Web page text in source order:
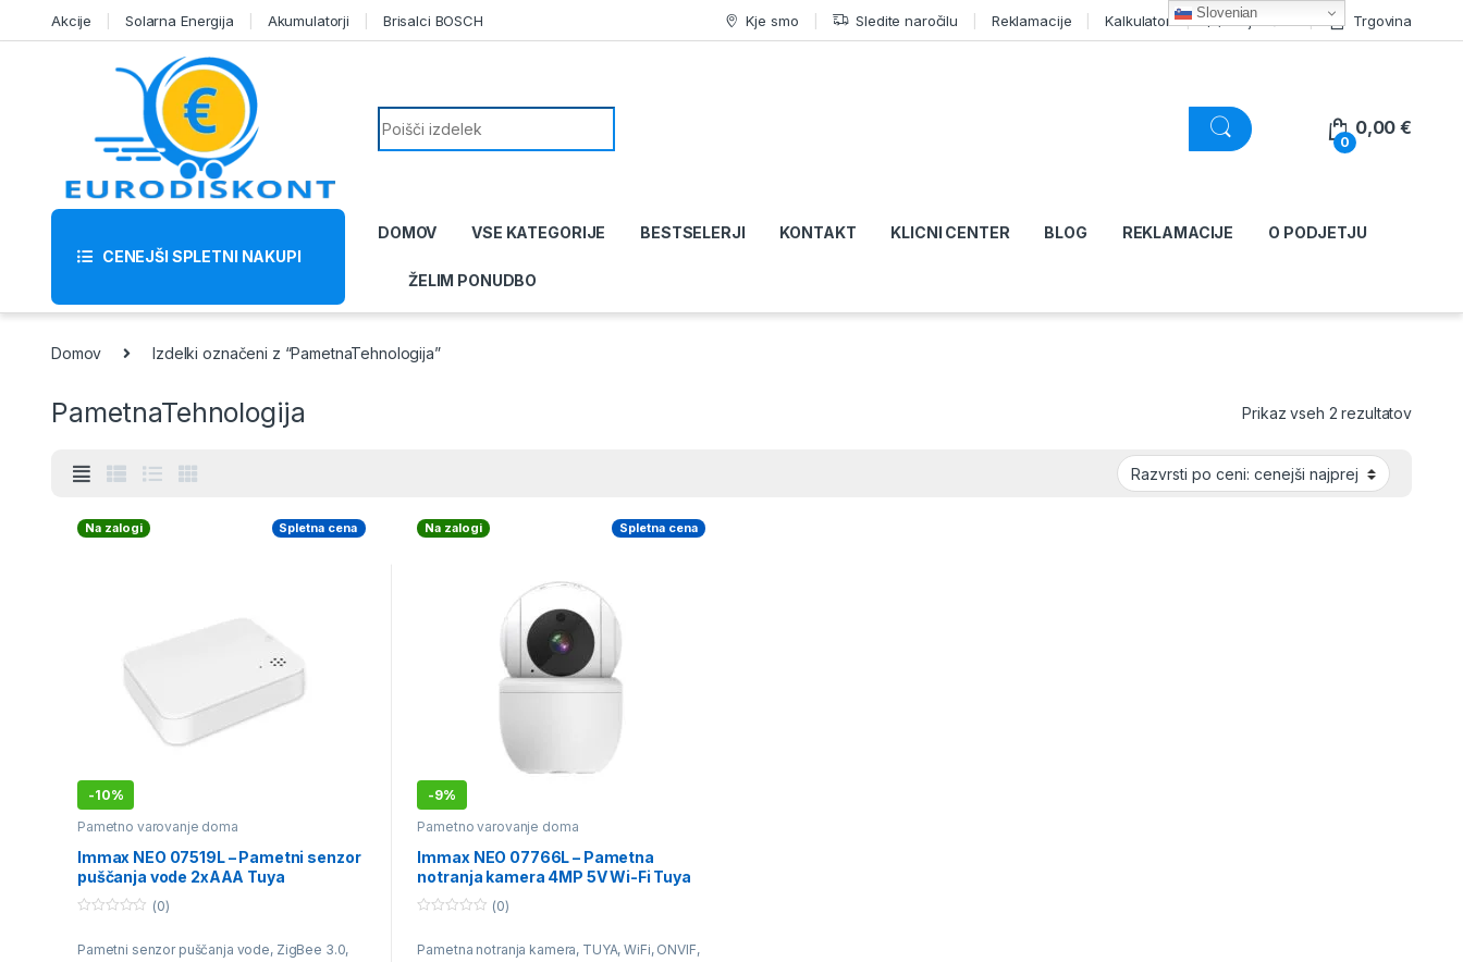
Skip to navigation
Akcije Solarna Energija Akumulatorji Brisalci BOSCH Kje smo Sledite naročilu Reklamacije Kalkulator Moj račun Trgovina
Search for:
0
0,00€
CENEJŠI SPLETNI NAKUPI
DOMOV VSE KATEGORIJE BESTSELERJI KONTAKT KLICNI CENTER BLOG REKLAMACIJE O PODJETJU
ŽELIM PONUDBO
Domov Izdelki označeni z “PametnaTehnologija”
PametnaTehnologija Prikaz vseh 2 rezultatov
Na zalogi
-10%
Spletna cena
Pametno varovanje doma
Immax NEO 07519L – Pametni senzor
puščanja vode 2xAAA Tuya
u
(0)
Pametni senzor puščanja vode, ZigBee 3.0,
Na zalogi
-9%
Spletna cena
Pametno varovanje doma
Immax NEO 07766L – Pametna
notranja kamera 4MP 5V Wi-Fi Tuya
u
(0)
Pametna notranja kamera, TUYA, WiFi, ONVIF,
Slovenian